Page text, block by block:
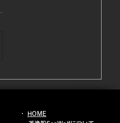
えれないくらいの暖
近い沖合ポイントが正
・ HOME